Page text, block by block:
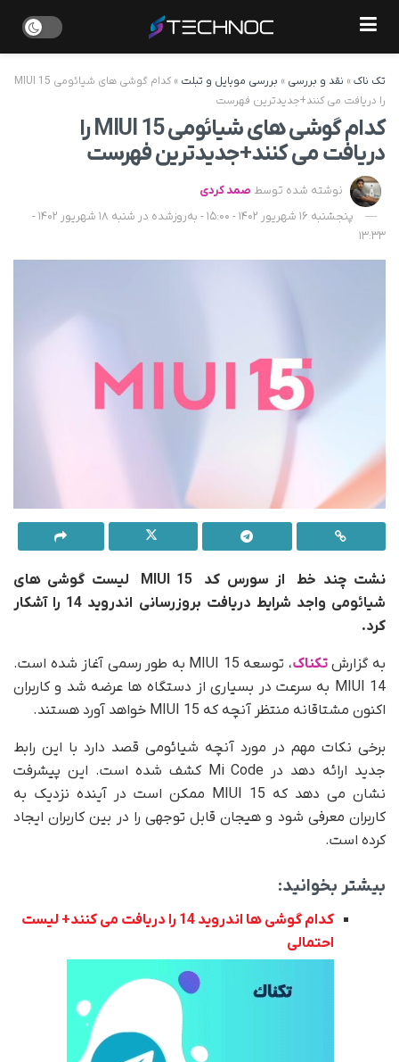
تک ناک» نقد و بررسی » بررسی موبایل و تبلت »
کدام گوشی های شیائومی MIUI 15
را دریافت می کنند+جدیدترین فهرست
کدام گوشی های شیائومی MIUI 15 را
دریافت می کنند+جدیدترین فهرست
نوشته شده توسط صمد کردی
پنجشنبه 16 شهریور 1402 - 15:00 - به‌روزشده در شنبه 18 شهریور 1402 -
13:33
نشت چند خط از سورس کد MIUI 15 لیست گوشی های
شیائومی واجد شرایط دریافت بروزرسانی اندروید 14 را آشکار
کرد.
به گزارشتکناک
، توسعه MIUI 15 به طور رسمی آغاز شده است.
MIUI 14 به سرعت در بسیاری از دستگاه ها عرضه شد و کاربران
اکنون مشتاقانه منتظر آنچه که MIUI 15 خواهد آورد هستند.
برخی نکات مهم در مورد آنچه شیائومی قصد دارد با این رابط
جدید ارائه دهد در Mi Code کشف شده است. این پیشرفت
نشان می دهد که MIUI 15 ممکن است در آینده نزدیک به
کاربران معرفی شود و هیجان قابل توجهی را در بین کاربران ایجاد
کرده است.
بیشتر بخوانید:
کدام گوشی ها اندروید 14 را دریافت می کنند+ لیست
احتمالی